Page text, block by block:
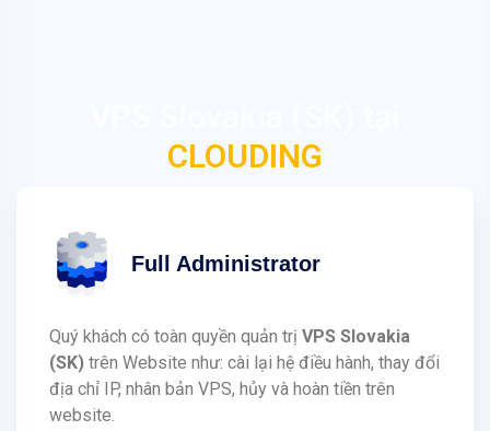
CLOUDING
Full Administrator
Quý khách có toàn quyền quản trị VPS Slovakia
(SK) trên Website như: cài lại hệ điều hành, thay đổi
địa chỉ IP, nhân bản VPS, hủy và hoàn tiền trên
website.